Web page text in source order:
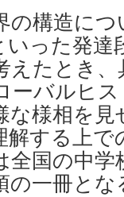
構造につ
った発達
えたとき
ーバルヒ
な様相を
する上で
全国の中
の一冊と